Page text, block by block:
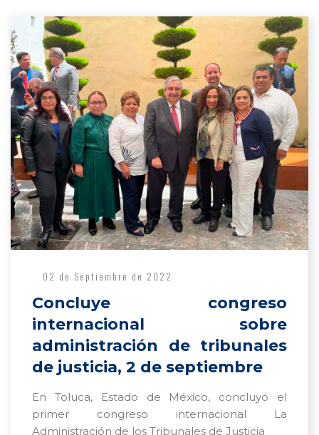
02 de Septiembre de 2022
Concluye congreso
internacional sobre
administración de tribunales
de justicia, 2 de septiembre
En Toluca, Estado de México, concluyó el
primer congreso internacional La
Administración de los Tribunales de Justicia